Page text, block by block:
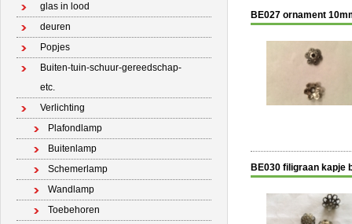
glas in lood
deuren
Popjes
Buiten-tuin-schuur-gereedschap-
etc.
Verlichting
Plafondlamp
Buitenlamp
Schemerlamp
Wandlamp
Toebehoren
BE027 ornament
BE030 filigraan kapje